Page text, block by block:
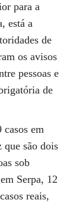
para a
está a
de
os avisos
pessoas e
de
em
são dois
sob
Serpa, 12
reais,